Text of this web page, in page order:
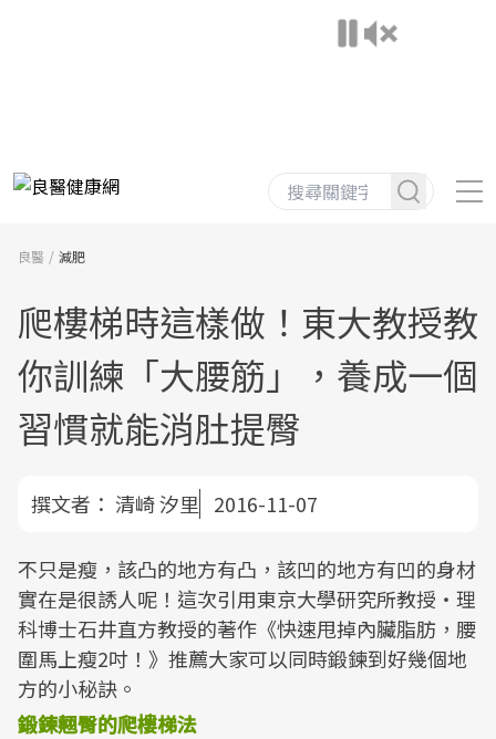
良醫 減肥
爬樓梯時這樣做！東大教授教
你訓練「大腰筋」，養成一個
習慣就能消肚提臀
撰文者： 清崎 汐里 2016-11-07
不只是瘦，該凸的地方有凸，該凹的地方有凹的身材
實在是很誘人呢！這次引用東京大學研究所教授・理
科博士石井直方教授的著作《快速甩掉內臟脂肪，腰
圍馬上瘦2吋！》推薦大家可以同時鍛鍊到好幾個地
方的小秘訣。
鍛鍊翹臀的爬樓梯法